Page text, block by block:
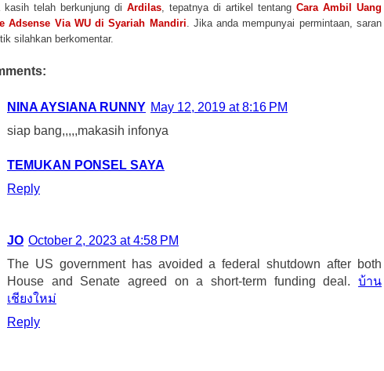
kasih telah berkunjung di Ardilas , tepatnya di artikel tentang Cara Ambil Uang
Adsense Via WU di Syariah Mandiri . Jika anda mempunyai permintaan, saran
silahkan berkomentar.
NINA AYSIANA RUNNY May 12, 2019 at 8:16 PM
siap bang,,,,,makasih infonya
TEMUKAN PONSEL SAYA
Reply
JO October 2, 2023 at 4:58 PM
The US government has avoided a federal shutdown after both
House and Senate agreed on a short-term funding deal. บ้าน
เชียงใหม่
Reply